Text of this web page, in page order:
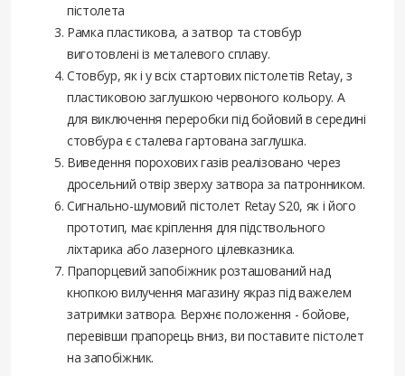
пістолета
Рамка пластикова, а затвор та стовбур
виготовлені із металевого сплаву.
Стовбур, як і у всіх стартових пістолетів Retay, з
пластиковою заглушкою червоного кольору. А
для виключення переробки під бойовий в середині
стовбура є сталева гартована заглушка.
Виведення порохових газів реалізовано через
дросельний отвір зверху затвора за патронником.
Сигнально-шумовий пістолет Retay S20, як і його
прототип, має кріплення для підствольного
ліхтарика або лазерного цілевказника.
Прапорцевий запобіжник розташований над
кнопкою вилучення магазину якраз під важелем
затримки затвора. Верхнє положення - бойове,
перевівши прапорець вниз, ви поставите пістолет
на запобіжник.